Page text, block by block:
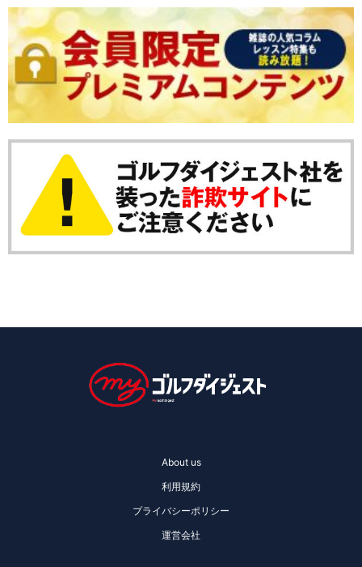
About us
利用規約
プライバシーポリシー
運営会社